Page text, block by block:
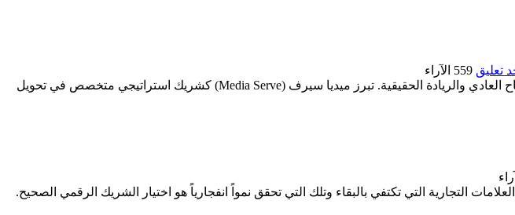
تعليق 559 الآراء
في عالم الرقميات الذي لا يهدأ، لم يعد “التواجد” كافياً؛ بل أصبح “الذكاء” في الاستهداف هو الفيصل بين النجاح العادي والريادة الحقيقية. تبرز ميديا سيرف (Media Serve) كشريك استراتيجي متخصص في تحويل
التجارية التي تكتفي بالبقاء وتلك التي تحقق نمواً انفجارياً هو اختيار الشريك الرقمي الصحيح.